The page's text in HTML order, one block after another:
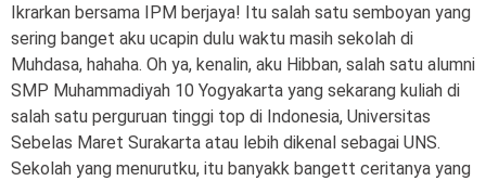
Ikrarkan bersama IPM berjaya! Itu salah satu semboyan yang
sering banget aku ucapin dulu waktu masih sekolah di
Muhdasa, hahaha. Oh ya, kenalin, aku Hibban, salah satu alumni
SMP Muhammadiyah 10 Yogyakarta yang sekarang kuliah di
salah satu perguruan tinggi top di Indonesia, Universitas
Sebelas Maret Surakarta atau lebih dikenal sebagai UNS.
Sekolah yang menurutku, itu banyakk bangett ceritanya yang